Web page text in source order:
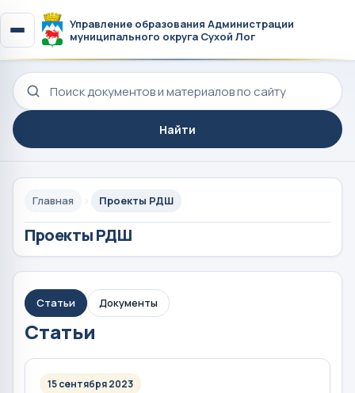
Управление образования Администрации
муниципального округа Сухой Лог
Поиск по сайту
Найти
Главная Проекты РДШ
Проекты РДШ
Статьи Документы
Статьи
15 сентября 2023